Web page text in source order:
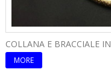
COLLANA E BRACCIALE IN
MORE